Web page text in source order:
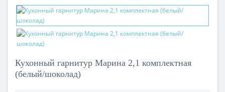
Кухонный гарнитур Марина 2,1 комплектная
(белый/шоколад)